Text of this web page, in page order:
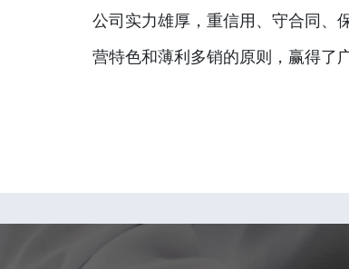
公司实力雄厚，重信用、守合同、
营特色和薄利多销的原则，赢得了